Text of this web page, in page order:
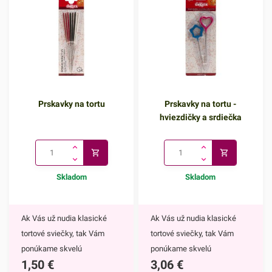
Prskavky na tortu
Skladom
Ak Vás už nudia klasické
tortové sviečky, tak Vám
ponúkame skvelú
alternatívu. Prskavky na tortu
1,50 €
Prskavky na tortu -
hviezdičky a srdiečka
Skladom
Ak Vás už nudia klasické
tortové sviečky, tak Vám
ponúkame skvelú
alternatívu. Prskavky na tortu
3,06 €